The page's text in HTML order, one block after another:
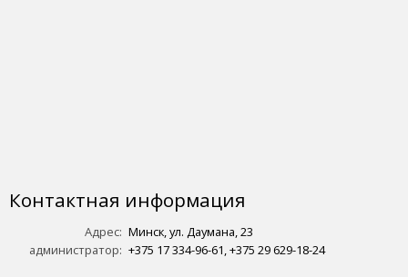
Контактная информация
Адрес: Минск, ул. Даумана, 23
администратор: +375 17 334-96-61, +375 29 629-18-24